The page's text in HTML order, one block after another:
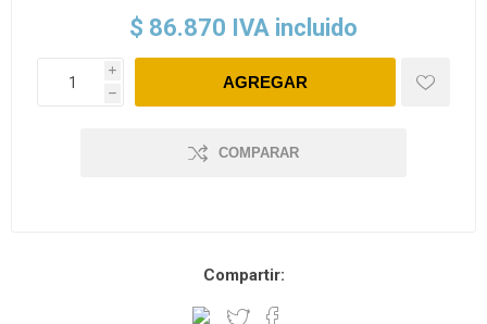
$ 86.870 IVA incluido
i
h
COMPARAR
Compartir: